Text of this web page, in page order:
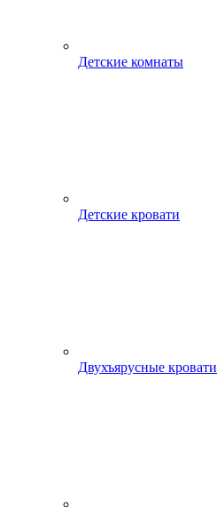
Детские комнаты
Детские кровати
Двухъярусные кровати